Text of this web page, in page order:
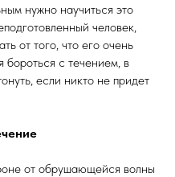
нужно научиться это
человек,
от того, что его очень
бороться с течением, в
если никто не придет
от обрушающейся волны